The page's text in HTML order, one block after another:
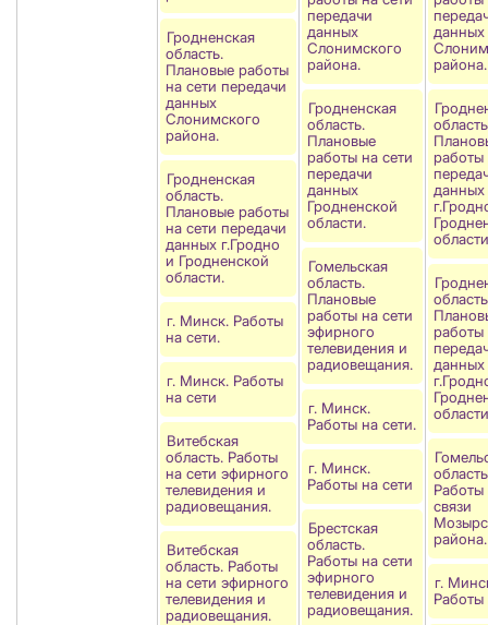
Гродненская
область.
Плановые работы
на сети передачи
данных
Слонимского
района.
Гродненская
область.
Плановые работы
на сети передачи
данных г.Гродно
и Гродненской
области.
г. Минск. Работы
на сети.
г. Минск. Работы
на сети
Витебская
область. Работы
на сети эфирного
телевидения и
радиовещания.
Витебская
область. Работы
на сети эфирного
телевидения и
радиовещания.
передачи
данных
Слонимского
района.
Гродненская
область.
Плановые
работы на сети
передачи
данных
Гродненской
области.
Гомельская
область.
Плановые
работы на сети
эфирного
телевидения и
радиовещания.
г. Минск.
Работы на сети.
г. Минск.
Работы на сети
Брестская
область.
Работы на сети
эфирного
телевидения и
радиовещания.
данных
района.
работы
данных
работы
данных
Работы
связи
района.
г.
Работы